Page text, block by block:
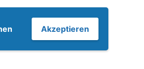
Akzeptieren